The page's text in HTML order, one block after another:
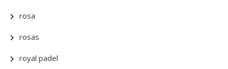
rosa
rosas
royal padel